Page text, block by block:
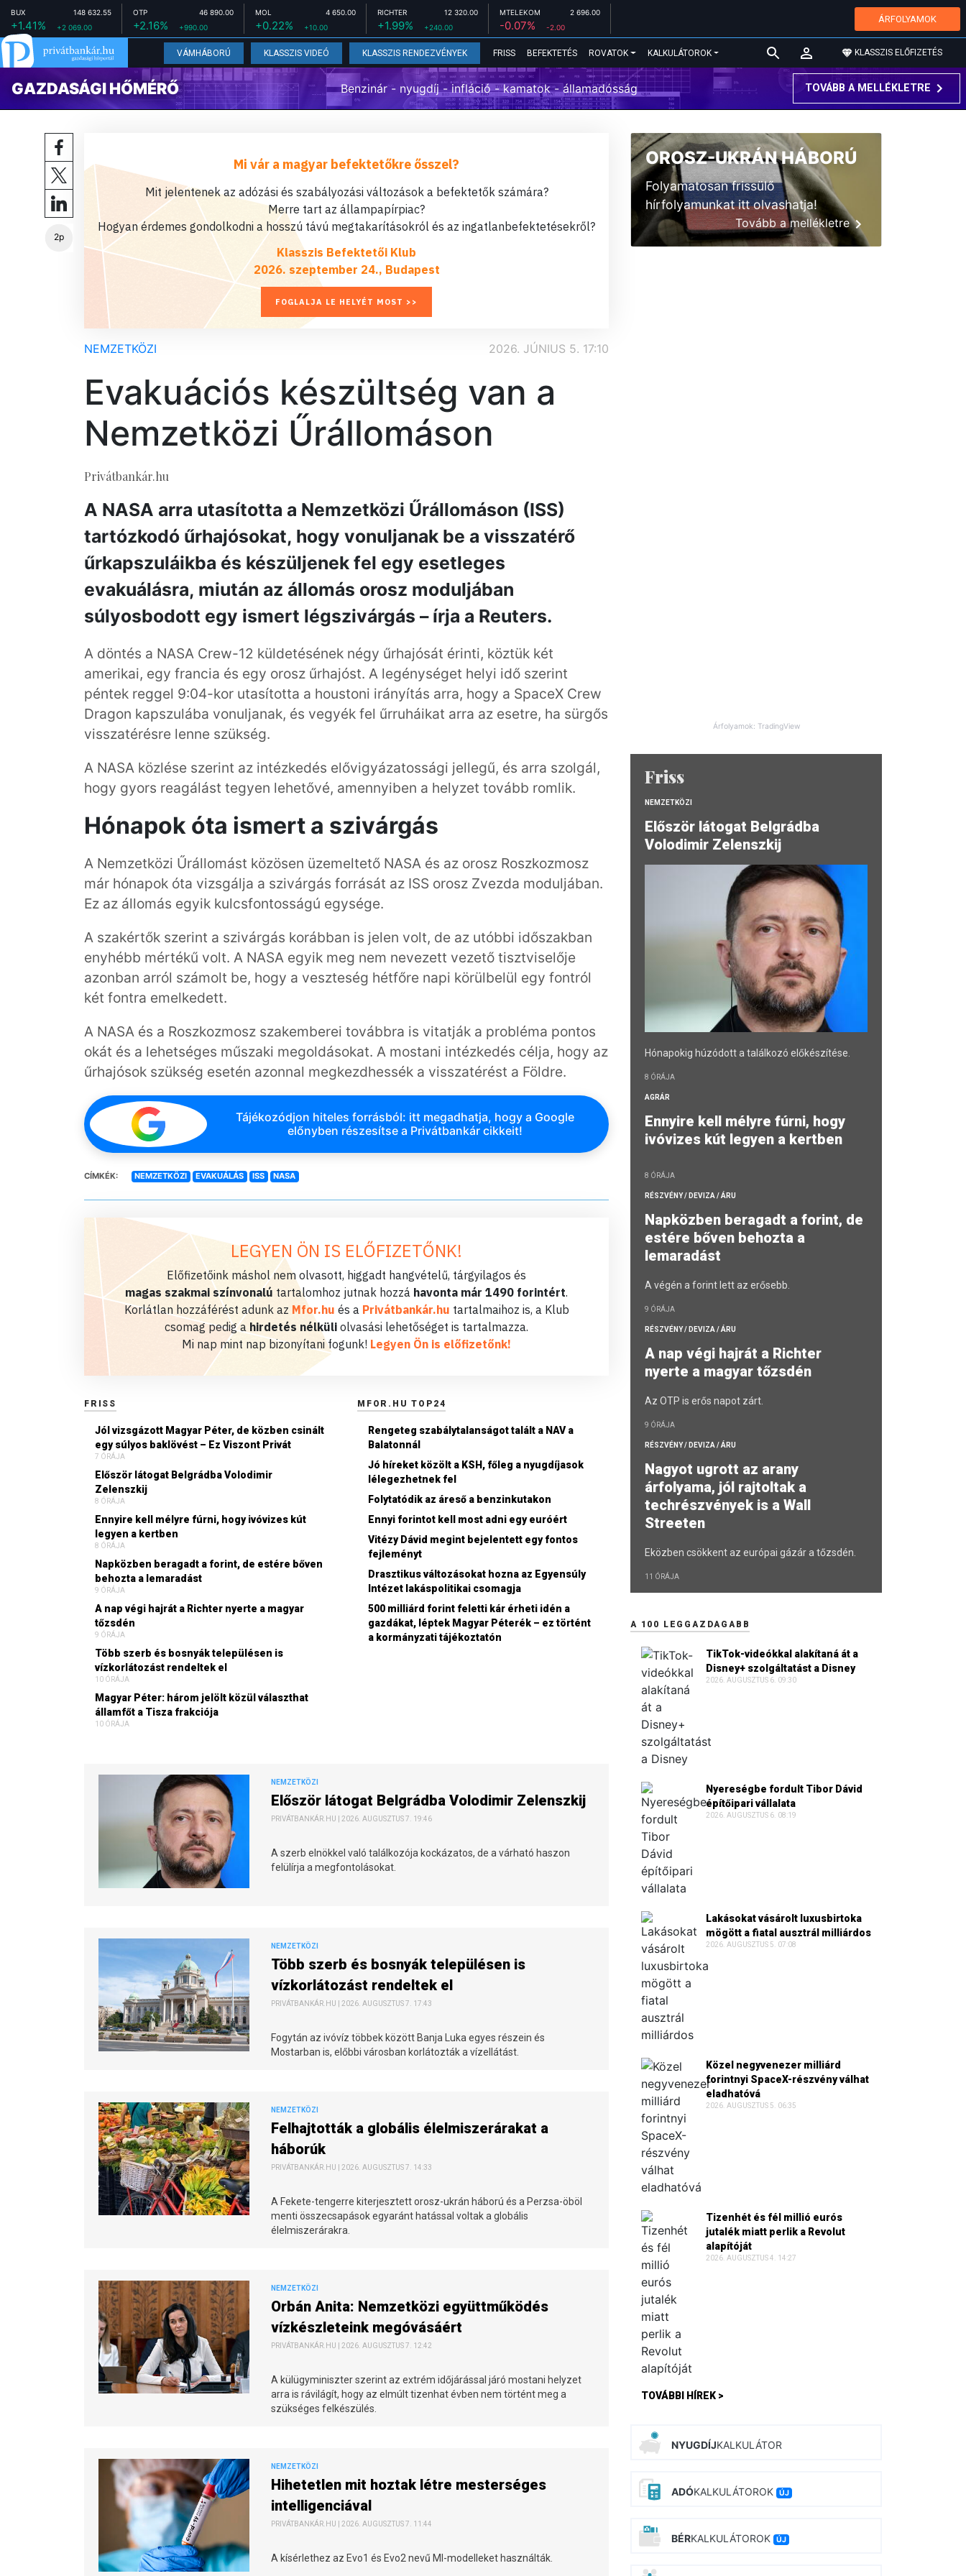
BUX 148 632.55
+1.41% +2 069.00
OTP 46 890.00
+2.16% +990.00
MOL 4 650.00
+0.22% +10.00
RICHTER 12 320.00
+1.99% +240.00
MTELEKOM 2 696.00
-0.07% -2.00
ÁRFOLYAMOK
VÁMHÁBORÚ KLASSZIS VIDEÓ KLASSZIS RENDEZVÉNYEK FRISS BEFEKTETÉS ROVATOK KALKULÁTOROK KLASSZIS ELŐFIZETÉS
GAZDASÁGI HŐMÉRŐ Benzinár - nyugdíj - infláció - kamatok - államadósság TOVÁBB A MELLÉKLETRE
2p
Mi vár a magyar befektetőkre ősszel?
Mit jelentenek az adózási és szabályozási változások a befektetők számára?
Merre tart az állampapírpiac?
Hogyan érdemes gondolkodni a hosszú távú megtakarításokról és az ingatlanbefektetésekről?
Klasszis Befektetői Klub
2026. szeptember 24., Budapest
FOGLALJA LE HELYÉT MOST >>
NEMZETKÖZI 2026. JÚNIUS 5. 17:10
Evakuációs készültség van a
Nemzetközi Űrállomáson
Privátbankár.hu
A NASA arra utasította a Nemzetközi Űrállomáson (ISS)
tartózkodó űrhajósokat, hogy vonuljanak be a visszatérő
űrkapszuláikba és készüljenek fel egy esetleges
evakuálásra, miután az állomás orosz moduljában
súlyosbodott egy ismert légszivárgás – írja a Reuters.
A döntés a NASA Crew-12 küldetésének négy űrhajósát érinti, köztük két
amerikai, egy francia és egy orosz űrhajóst. A legénységet helyi idő szerint
péntek reggel 9:04-kor utasította a houstoni irányítás arra, hogy a SpaceX Crew
Dragon kapszulába vonuljanak, és vegyék fel űrruháikat arra az esetre, ha sürgős
visszatérésre lenne szükség.
A NASA közlése szerint az intézkedés elővigyázatossági jellegű, és arra szolgál,
hogy gyors reagálást tegyen lehetővé, amennyiben a helyzet tovább romlik.
Hónapok óta ismert a szivárgás
A Nemzetközi Űrállomást közösen üzemeltető NASA és az orosz Roszkozmosz
már hónapok óta vizsgálja a szivárgás forrását az ISS orosz Zvezda moduljában.
Ez az állomás egyik kulcsfontosságú egysége.
A szakértők szerint a szivárgás korábban is jelen volt, de az utóbbi időszakban
enyhébb mértékű volt. A NASA egyik meg nem nevezett vezető tisztviselője
azonban arról számolt be, hogy a veszteség hétfőre napi körülbelül egy fontról
két fontra emelkedett.
A NASA és a Roszkozmosz szakemberei továbbra is vitatják a probléma pontos
okát és a lehetséges műszaki megoldásokat. A mostani intézkedés célja, hogy az
űrhajósok szükség esetén azonnal megkezdhessék a visszatérést a Földre.
Tájékozódjon hiteles forrásból: itt megadhatja, hogy a Google
előnyben részesítse a Privátbankár cikkeit!
CÍMKÉK: NEMZETKÖZI EVAKUÁLÁS ISS NASA
LEGYEN ÖN IS ELŐFIZETŐNK!
Előfizetőink máshol nem olvasott, higgadt hangvételű, tárgyilagos és
magas szakmai színvonalú tartalomhoz jutnak hozzá havonta már 1490 forintért.
Korlátlan hozzáférést adunk az Mfor.hu és a Privátbankár.hu tartalmaihoz is, a Klub
csomag pedig a hirdetés nélküli olvasási lehetőséget is tartalmazza.
Mi nap mint nap bizonyítani fogunk! Legyen Ön is előfizetőnk!
FRISS
Jól vizsgázott Magyar Péter, de közben csinált
egy súlyos baklövést – Ez Viszont Privát
7 ÓRÁJA
Először látogat Belgrádba Volodimir
Zelenszkij
8 ÓRÁJA
Ennyire kell mélyre fúrni, hogy ivóvizes kút
legyen a kertben
8 ÓRÁJA
Napközben beragadt a forint, de estére bőven
behozta a lemaradást
9 ÓRÁJA
A nap végi hajrát a Richter nyerte a magyar
tőzsdén
9 ÓRÁJA
Több szerb és bosnyák településen is
vízkorlátozást rendeltek el
10 ÓRÁJA
Magyar Péter: három jelölt közül választhat
államfőt a Tisza frakciója
10 ÓRÁJA
MFOR.HU TOP24
Rengeteg szabálytalanságot talált a NAV a
Balatonnál
Jó híreket közölt a KSH, főleg a nyugdíjasok
lélegezhetnek fel
Folytatódik az áreső a benzinkutakon
Ennyi forintot kell most adni egy euróért
Vitézy Dávid megint bejelentett egy fontos
fejleményt
Drasztikus változásokat hozna az Egyensúly
Intézet lakáspolitikai csomagja
500 milliárd forint feletti kár érheti idén a
gazdákat, léptek Magyar Péterék – ez történt
a kormányzati tájékoztatón
NEMZETKÖZI
Először látogat Belgrádba Volodimir Zelenszkij
PRIVÁTBANKÁR.HU | 2026. AUGUSZTUS 7. 19:46
A szerb elnökkel való találkozója kockázatos, de a várható haszon
felülírja a megfontolásokat.
NEMZETKÖZI
Több szerb és bosnyák településen is
vízkorlátozást rendeltek el
PRIVÁTBANKÁR.HU | 2026. AUGUSZTUS 7. 17:43
Fogytán az ivóvíz többek között Banja Luka egyes részein és
Mostarban is, előbbi városban korlátozták a vízellátást.
NEMZETKÖZI
Felhajtották a globális élelmiszerárakat a
háborúk
PRIVÁTBANKÁR.HU | 2026. AUGUSZTUS 7. 14:33
A Fekete-tengerre kiterjesztett orosz-ukrán háború és a Perzsa-öböl
menti összecsapások egyaránt hatással voltak a globális
élelmiszerárakra.
NEMZETKÖZI
Orbán Anita: Nemzetközi együttműködés
vízkészleteink megóvásáért
PRIVÁTBANKÁR.HU | 2026. AUGUSZTUS 7. 12:42
A külügyminiszter szerint az extrém időjárással járó mostani helyzet
arra is rávilágít, hogy az elmúlt tizenhat évben nem történt meg a
szükséges felkészülés.
NEMZETKÖZI
Hihetetlen mit hoztak létre mesterséges
intelligenciával
PRIVÁTBANKÁR.HU | 2026. AUGUSZTUS 7. 11:44
A kísérlethez az Evo1 és Evo2 nevű MI-modelleket használták.
OROSZ-UKRÁN HÁBORÚ
Folyamatosan frissülő
hírfolyamunkat itt olvashatja!
Tovább a mellékletre
Árfolyamok: TradingView
Friss
NEMZETKÖZI
Először látogat Belgrádba
Volodimir Zelenszkij
Hónapokig húzódott a találkozó előkészítése.
8 ÓRÁJA
AGRÁR
Ennyire kell mélyre fúrni, hogy
ivóvizes kút legyen a kertben
8 ÓRÁJA
RÉSZVÉNY / DEVIZA / ÁRU
Napközben beragadt a forint, de
estére bőven behozta a
lemaradást
A végén a forint lett az erősebb.
9 ÓRÁJA
RÉSZVÉNY / DEVIZA / ÁRU
A nap végi hajrát a Richter
nyerte a magyar tőzsdén
Az OTP is erős napot zárt.
9 ÓRÁJA
RÉSZVÉNY / DEVIZA / ÁRU
Nagyot ugrott az arany
árfolyama, jól rajtoltak a
techrészvények is a Wall
Streeten
Eközben csökkent az európai gázár a tőzsdén.
11 ÓRÁJA
A 100 LEGGAZDAGABB
TikTok-videókkal alakítaná át a
Disney+ szolgáltatást a Disney
2026. AUGUSZTUS 6. 09:30
Nyereségbe fordult Tibor Dávid
építőipari vállalata
2026. AUGUSZTUS 6. 08:19
Lakásokat vásárolt luxusbirtoka
mögött a fiatal ausztrál milliárdos
2026. AUGUSZTUS 5. 07:08
Közel negyvenezer milliárd
forintnyi SpaceX-részvény válhat
eladhatóvá
2026. AUGUSZTUS 5. 06:35
Tizenhét és fél millió eurós
jutalék miatt perlik a Revolut
alapítóját
2026. AUGUSZTUS 4. 14:27
TOVÁBBI HÍREK >
NYUGDÍJKALKULÁTOR
ADÓKALKULÁTOROK ÚJ
BÉRKALKULÁTOROK ÚJ